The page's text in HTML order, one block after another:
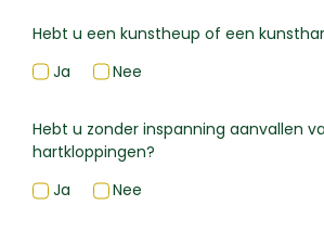
Hebt u een kunstheup of een
Ja
Nee
Hebt u zonder inspanning aanvallen
hartkloppingen?
Ja
Nee